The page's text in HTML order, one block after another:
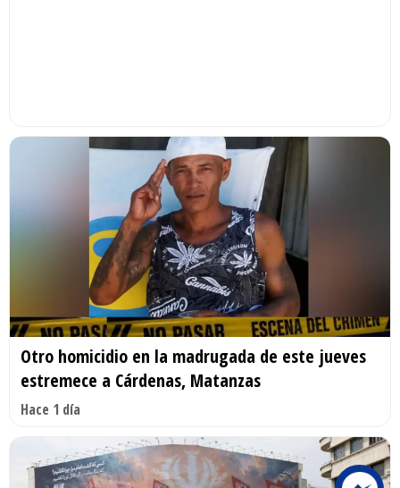
Otro homicidio en la madrugada de este jueves
estremece a Cárdenas, Matanzas
Hace 1 día